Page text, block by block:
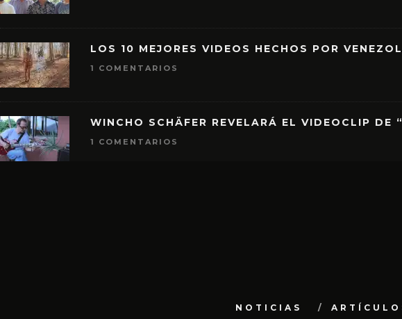
LOS 10 MEJORES VIDEOS HECHOS POR
1 COMENTARIOS
WINCHO SCHÄFER REVELARÁ EL VIDEOCLIP
1 COMENTARIOS
NOTICIAS